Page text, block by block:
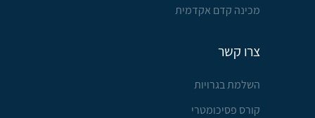
מכינה קדם אקדמית
צרו קשר
השלמת בגרויות
קורס פסיכומטרי